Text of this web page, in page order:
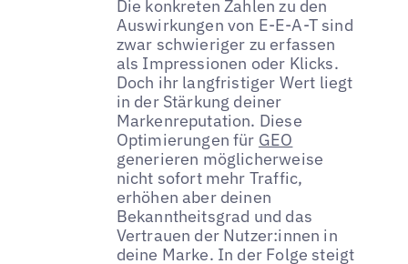
Die konkreten Zahlen zu den
Auswirkungen von E-E-A-T sind
zwar schwieriger zu erfassen
als Impressionen oder Klicks.
Doch ihr langfristiger Wert liegt
in der Stärkung deiner
Markenreputation. Diese
Optimierungen für GEO
generieren möglicherweise
nicht sofort mehr Traffic,
erhöhen aber deinen
Bekanntheitsgrad und das
Vertrauen der Nutzer:innen in
deine Marke. In der Folge steigt